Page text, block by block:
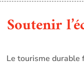
Soutenir
Le tourisme durable